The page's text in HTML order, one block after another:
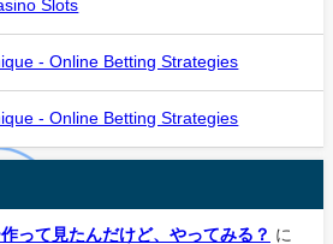
Slots
- Online Betting Strategies
- Online Betting Strategies
って見たんだけど、やってみる？ に